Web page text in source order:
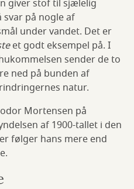
giver stof til sjælelig
på nogle af
under vandet. Det er
et godt eksempel på. I
sender de to
ned på bunden af
natur.
Mortensen på
af 1900-tallet i den
følger hans mere end